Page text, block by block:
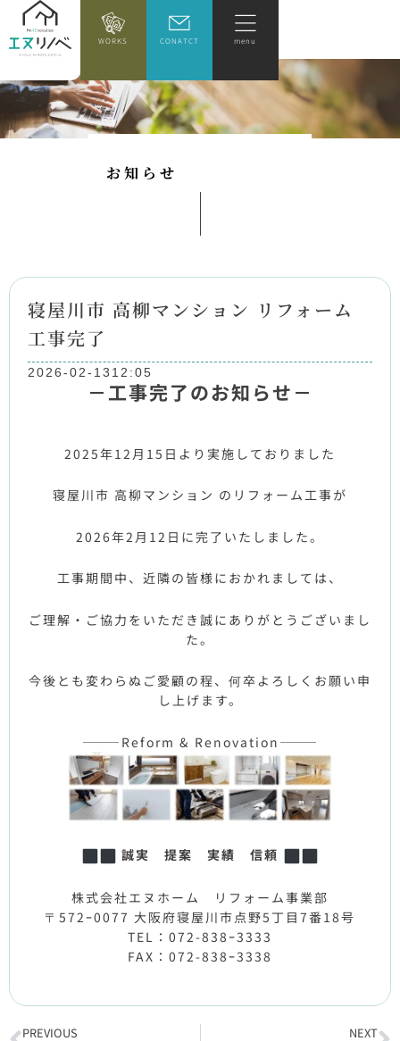
WORKS CONATCT menu
お知 ら せ
寝屋川市 高柳マンション リフォーム
工事完了
2026-02-13 12:05
－工事完了のお知らせ－
2025年12月15日より実施しておりました
寝屋川市 高柳マンション のリフォーム工事が
2026年2月12日に完了いたしました。
工事期間中、近隣の皆様におかれましては、
ご理解・ご協力をいただき誠にありがとうございまし
た。
今後とも変わらぬご愛顧の程、何卒よろしくお願い申
し上げます。
———Reform & Renovation———
誠実 提案 実績 信頼
株式会社エヌホーム リフォーム事業部
〒572ｰ0077 大阪府寝屋川市点野5丁目7番18号
TEL：072-838ｰ3333
FAX：072-838ｰ3338
PREVIOUS NEXT